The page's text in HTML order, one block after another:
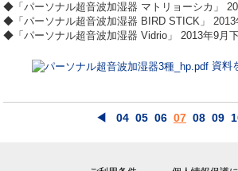
◆「パーソナル超音波加湿器 マトリョーシカ」
◆「パーソナル超音波加湿器 BIRD STICK」 2013
◆「パーソナル超音波加湿器 Vidrio」 2013年9月
資料
◀ 04 05 06 07 08 09